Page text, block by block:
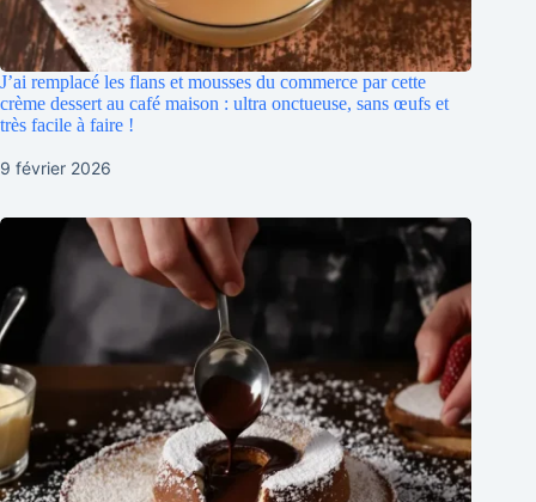
J’ai remplacé les flans et mousses du commerce par cette
crème dessert au café maison : ultra onctueuse, sans œufs et
très facile à faire !
9 février 2026